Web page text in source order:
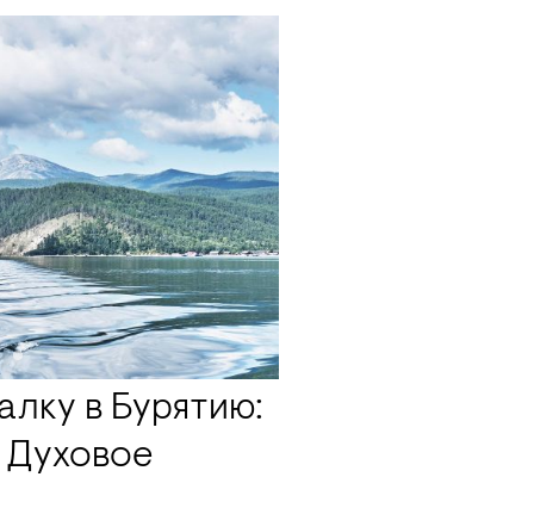
в Бурятию:
Духовое